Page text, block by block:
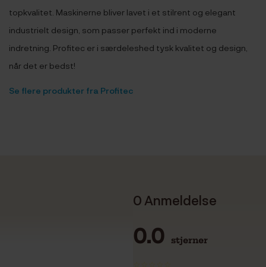
topkvalitet. Maskinerne bliver lavet i et stilrent og elegant
industrielt design, som passer perfekt ind i moderne
indretning. Profitec er i særdeleshed tysk kvalitet og design,
når det er bedst!
Se flere produkter fra Profitec
0 Anmeldelse
0.0 stjerner